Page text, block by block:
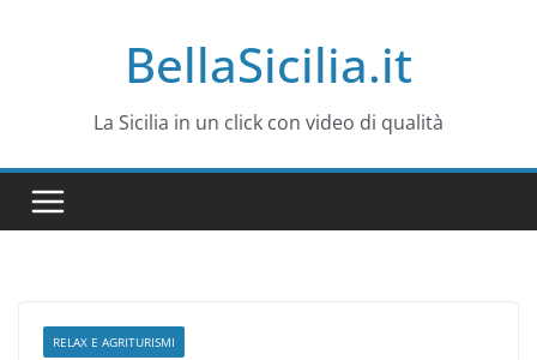
BellaSicilia.it
La Sicilia in un click con video di qualità
RELAX E AGRITURISMI